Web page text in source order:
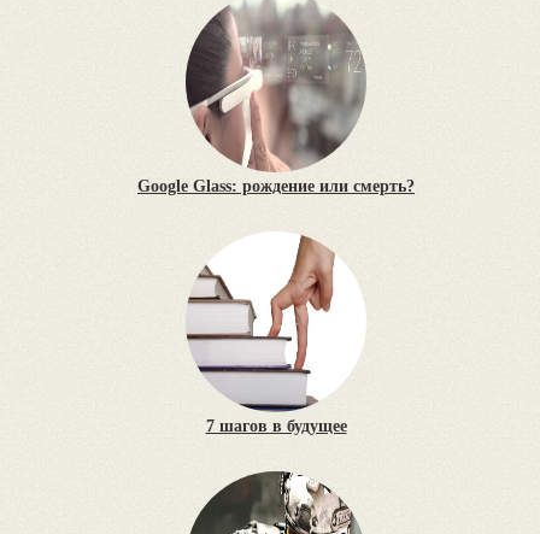
Google Glass: рождение или смерть?
7 шагов в будущее